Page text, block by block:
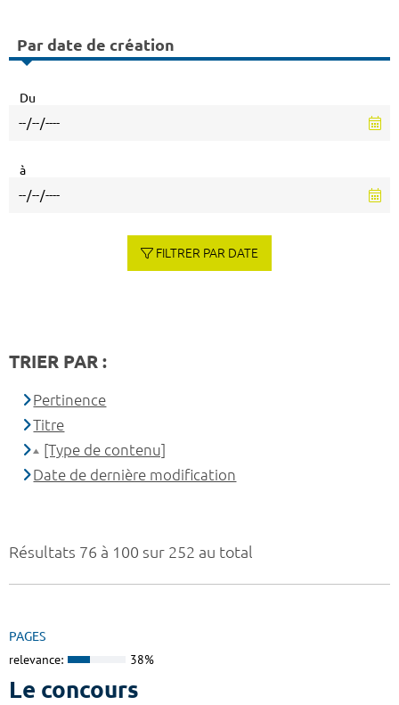
Résultats 76 à 100 sur 252 au total
PAGES
relevance: 38%
Le concours
Par date de création
Du
à
FILTRER PAR DATE
TRIER PAR :
Pertinence
Titre
[Type de contenu]
Date de dernière modification